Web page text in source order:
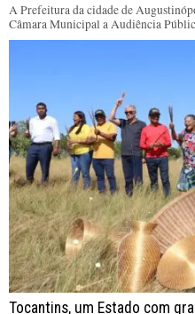
A Prefeitura da cidade de
Câmara Municipal a Audiência
Tocantins, um Estado com